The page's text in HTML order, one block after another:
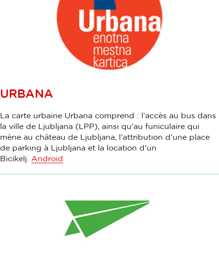
URBANA
La carte urbaine Urbana comprend : l’accès au bus dans
la ville de Ljubljana (LPP), ainsi qu’au funiculaire qui
mène au château de Ljubljana, l’attribution d’une place
de parking à Ljubljana et la location d’un
Bicikelj. Android